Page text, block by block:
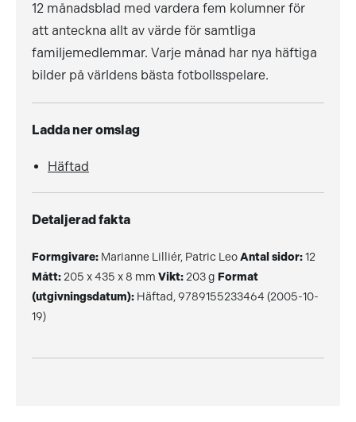
12 månadsblad med vardera fem kolumner för
att anteckna allt av värde för samtliga
familjemedlemmar. Varje månad har nya häftiga
bilder på världens bästa fotbollsspelare.
Ladda ner omslag
Häftad
Detaljerad fakta
Formgivare: Marianne Lilliér, Patric LeoAntal sidor:12
Mått: 205 x 435 x 8 mm Vikt: 203 g Format
(utgivningsdatum): Häftad, 9789155233464 (2005-10-
19)